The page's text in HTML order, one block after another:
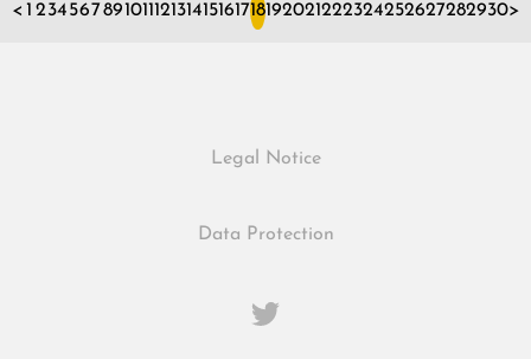
< 1 23456789101112131415161718192021222324252627282930>
Legal Notice
Data Protection